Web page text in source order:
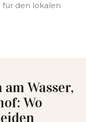
den lokalen
Wasser,
Wo